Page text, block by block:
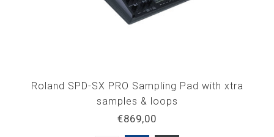
Roland SPD-SX PRO Sampling Pad with xtra
samples & loops
€869,00